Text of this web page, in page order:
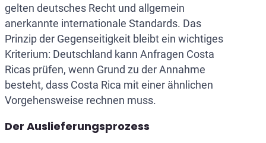
gelten deutsches Recht und allgemein
anerkannte internationale Standards. Das
Prinzip der Gegenseitigkeit bleibt ein wichtiges
Kriterium: Deutschland kann Anfragen Costa
Ricas prüfen, wenn Grund zu der Annahme
besteht, dass Costa Rica mit einer ähnlichen
Vorgehensweise rechnen muss.
Der Auslieferungsprozess